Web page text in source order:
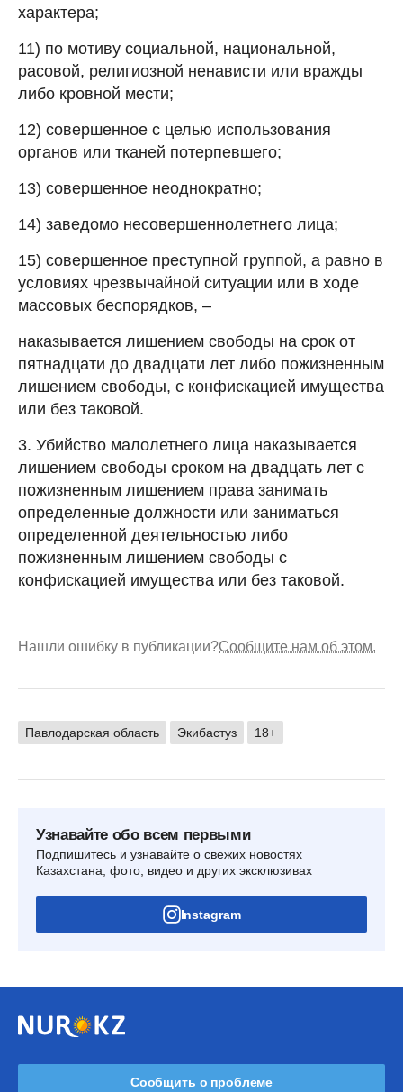
характера;
11) по мотиву социальной, национальной,
расовой, религиозной ненависти или вражды
либо кровной мести;
12) совершенное с целью использования
органов или тканей потерпевшего;
13) совершенное неоднократно;
14) заведомо несовершеннолетнего лица;
15) совершенное преступной группой, а равно в
условиях чрезвычайной ситуации или в ходе
массовых беспорядков, –
наказывается лишением свободы на срок от
пятнадцати до двадцати лет либо пожизненным
лишением свободы, с конфискацией имущества
или без таковой.
3. Убийство малолетнего лица наказывается
лишением свободы сроком на двадцать лет с
пожизненным лишением права занимать
определенные должности или заниматься
определенной деятельностью либо
пожизненным лишением свободы с
конфискацией имущества или без таковой.
Нашли ошибку в публикации?Сообщите нам об этом.
Павлодарская область Экибастуз 18+
Узнавайте обо всем первыми
Подпишитесь и узнавайте о свежих новостях
Казахстана, фото, видео и других эксклюзивах
Instagram
Сообщить о проблеме